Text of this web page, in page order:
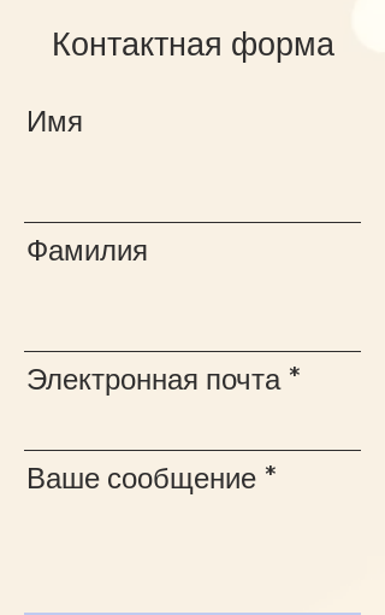
Контактная форма
Имя
Фамилия
Электронная почта
Ваше сообщение